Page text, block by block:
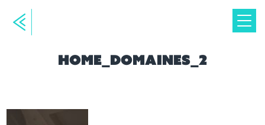
home_domaines_2